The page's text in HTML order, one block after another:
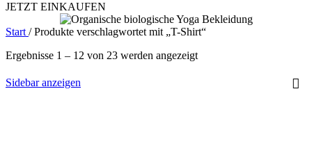
JETZT EINKAUFEN
Start/ Produkte verschlagwortet mit „T-Shirt“
Ergebnisse 1 – 12 von 23 werden angezeigt
Sidebar anzeigen